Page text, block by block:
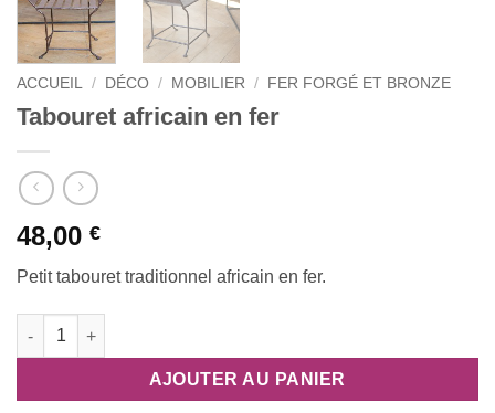
ACCUEIL / DÉCO / MOBILIER / FER FORGÉ ET BRONZE
Tabouret africain en fer
48,00 €
Petit tabouret traditionnel africain en fer.
quantité de Tabouret africain en fer
AJOUTER AU PANIER